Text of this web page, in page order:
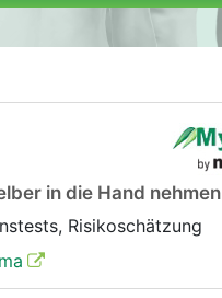
in die Hand nehmen
Risikoschätzung